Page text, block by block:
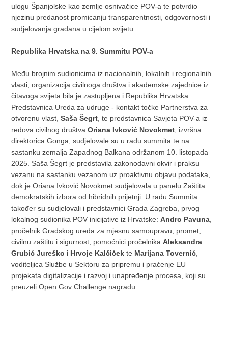
ulogu Španjolske kao zemlje osnivačice POV-a te potvrdio
njezinu predanost promicanju transparentnosti, odgovornosti i
sudjelovanja građana u cijelom svijetu.
Republika Hrvatska na 9. Summitu POV-a
Među brojnim sudionicima iz nacionalnih, lokalnih i regionalnih
vlasti, organizacija civilnoga društva i akademske zajednice iz
čitavoga svijeta bila je zastupljena i Republika Hrvatska.
Predstavnica Ureda za udruge - kontakt točke Partnerstva za
otvorenu vlast,Saša Šegrt, te predstavnica Savjeta POV-a iz
redova civilnog društvaOriana Ivković Novokmet, izvršna
direktorica Gonga, sudjelovale su u radu summita te na
sastanku zemalja Zapadnog Balkana održanom 10. listopada
2025. Saša Šegrt je predstavila zakonodavni okvir i praksu
vezanu na sastanku vezanom uz proaktivnu objavu podataka,
dok je Oriana Ivković Novokmet sudjelovala u panelu Zaštita
demokratskih izbora od hibridnih prijetnji. U radu Summita
također su sudjelovali i predstavnici Grada Zagreba, prvog
lokalnog sudionika POV inicijative iz Hrvatske:Andro Pavuna,
pročelnik Gradskog ureda za mjesnu samoupravu, promet,
civilnu zaštitu i sigurnost, pomoćnici pročelnikaAleksandra
Grubić Jureško i Hrvoje Kalčiček te Marijana Tovernić,
voditeljica Službe u Sektoru za pripremu i praćenje EU
projekata digitalizacije i razvoj i unapređenje procesa, koji su
preuzeli Open Gov Challenge nagradu.